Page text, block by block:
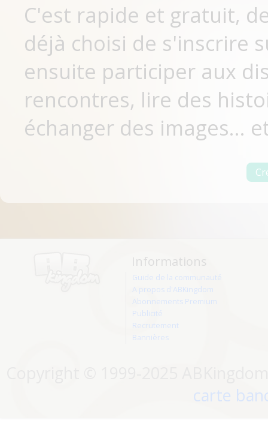
C'est rapide et gratuit,
déjà choisi de s'inscrire
ensuite participer aux
rencontres, lire des
échanger des images...
Informations
Guide de la communauté
A propos d'ABKingdom
Abonnements Premium
Publicité
Recrutement
Bannières
carte